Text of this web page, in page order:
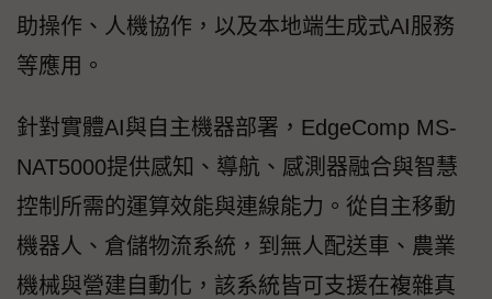
助操作、人機協作，以及本地端生成式AI服務
等應用。
針對實體AI與自主機器部署，EdgeComp MS-
NAT5000提供感知、導航、感測器融合與智慧
控制所需的運算效能與連線能力。從自主移動
機器人、倉儲物流系統，到無人配送車、農業
機械與營建自動化，該系統皆可支援在複雜真